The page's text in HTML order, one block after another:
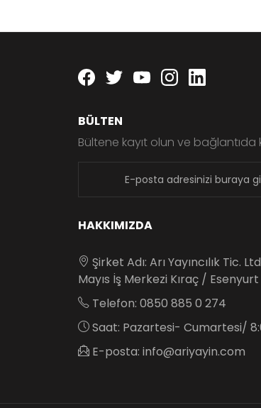
Facebook
twitteryoutubeinstagram
BÜLTEN
Bültene kayıt olun ve bağlantıda
HAKKIMIZDA
Şirket Adı: Arı Yayıncılık Tic.
Mayıs İş Merkezi Kıraç / Esenyurt
Telefon: 0850 885 0 274
Saat: Pazartesi- Cumartesi/
E-posta: info@ariyayin.com